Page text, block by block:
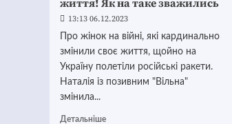
життя! Як на таке зважились
13:13 06.12.2023
Про жінок на війні, які кардинально
змінили своє життя, щойно на
Україну полетіли російські ракети.
Наталія із позивним "Вільна"
змінила...
Детальніше